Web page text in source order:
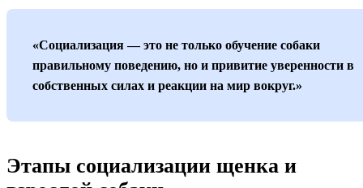
«Социализация — это не только обучение собаки
правильному поведению, но и привитие уверенности в
собственных силах и реакции на мир вокруг.»
Этапы социализации щенка и